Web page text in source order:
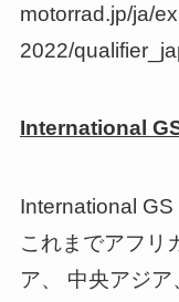
motorrad.jp/ja/
2022/
International
International GS
これまでアフリ
ア、 中央アジ